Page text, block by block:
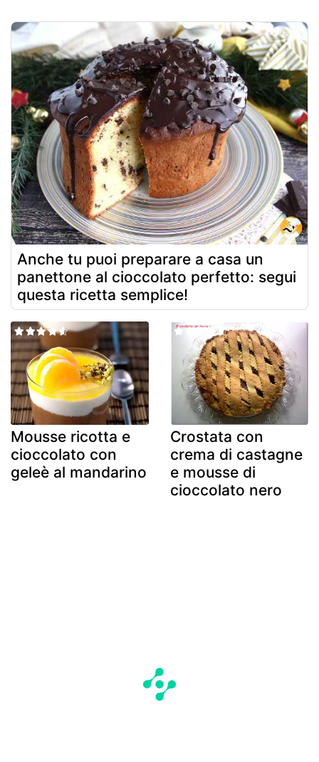
Anche tu puoi preparare a casa un
panettone al cioccolato perfetto: segui
questa ricetta semplice!
Mousse ricotta e
cioccolato con
geleè al mandarino
Crostata con
crema di castagne
e mousse di
cioccolato nero